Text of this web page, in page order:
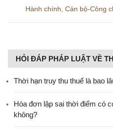
Hành chính Cán bộ-Công
HỎI ĐÁP PHÁP LUẬT VỀ
Thời hạn truy thu thuế là bao
Hóa đơn lập sai thời điểm có
không?